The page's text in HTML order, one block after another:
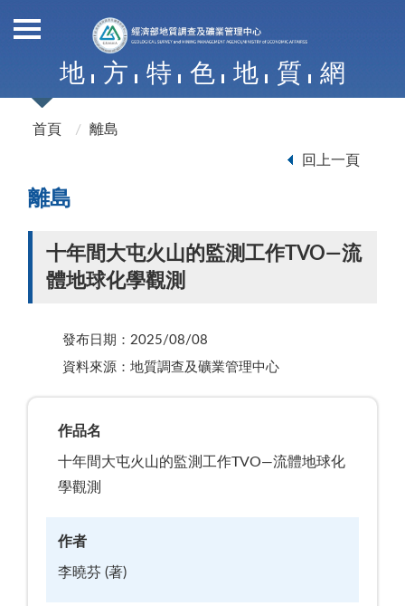
地 方 特 色 地 質 網
首頁 離島
回上一頁
離島
十年間大屯火山的監測工作TVO—流
體地球化學觀測
發布日期：2025/08/08
資料來源：地質調查及礦業管理中心
作品名
十年間大屯火山的監測工作TVO—流體地球化
學觀測
作者
李曉芬 (著)